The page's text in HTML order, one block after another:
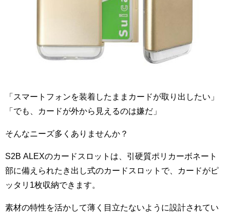
「スマートフォンを装着したままカードが取り出したい」
「でも、カードが外から見えるのは嫌だ」
そんなニーズ多くありませんか？
S2B ALEXのカードスロットは、引硬質ポリカーボネート
部に備えられたき出し式のカードスロットで、カードがピ
ッタリ1枚収納できます。
素材の特性を活かして薄く目立たないように設計されてい